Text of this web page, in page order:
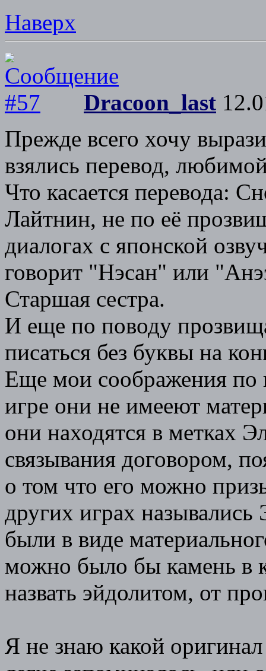
Наверх
Dracoon_last
Прежде всего хочу
взялись перевод,
Что касается перевода:
Лайтнин, не по её
диалогах с японской
говорит "Нэсан" или
Старшая сестра.
И еще по поводу
писаться без буквы на
Еще мои соображения по
игре они не имееют
они находятся в метках
связывания договором,
о том что его можно
других играх
были в виде
можно было бы камень в
назвать эйдолитом, от
Я не знаю какой